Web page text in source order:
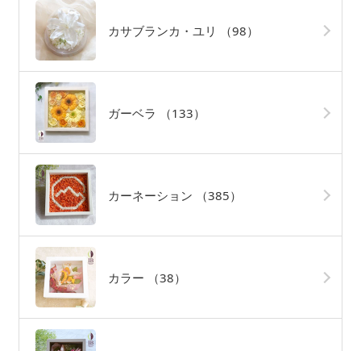
カサブランカ・ユリ （98）
ガーベラ （133）
カーネーション （385）
カラー （38）